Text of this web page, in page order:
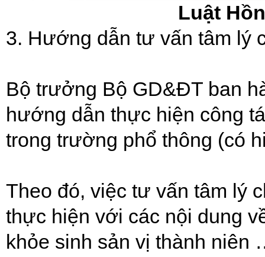
Luật
3. Hướng dẫn tư vấn tâm lý
Bộ trưởng Bộ GD&ĐT ban
hướng dẫn thực hiện công
trong trường phổ thông (có
Theo đó, việc tư vấn tâm lý
thực hiện với các nội dung
khỏe sinh sản vị thành